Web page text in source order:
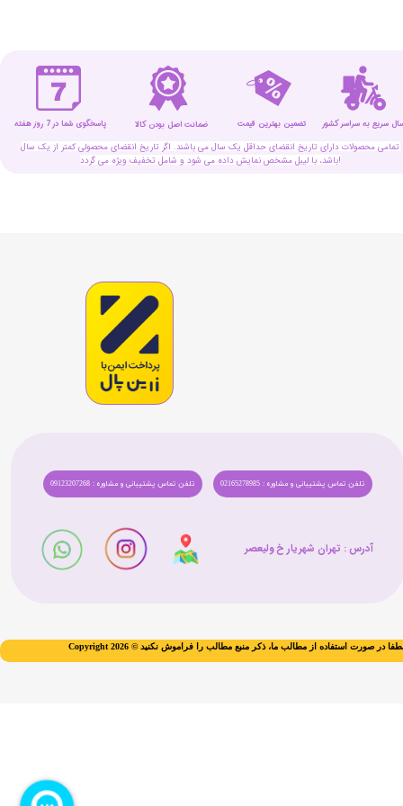
تمامی محصولات دارای تاریخ انقضای حداقل یک سال می باشند. اگر تاریخ انقضای محصولی کمتر از یک سال
باشد، با لیبل مشخص نمایش داده می شود و شامل تخفیف ویژه می گردد!
ضمانت اصل بودن کالا تضمین بهترین قیمت پاسخگوی شما در 7 روز هفته سریع به سراسر کشور
تلفن تماس پشتیبانی و مشاوره : 09123207268 تلفن تماس پشتیبانی و مشاوره : 02165278985
آدرس : تهران شهریار خ ولیعصر​​​​​​​